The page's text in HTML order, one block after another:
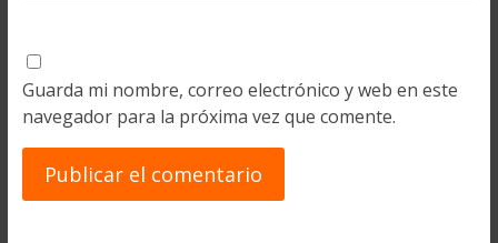
Guarda mi nombre, correo electrónico y web en este
navegador para la próxima vez que comente.